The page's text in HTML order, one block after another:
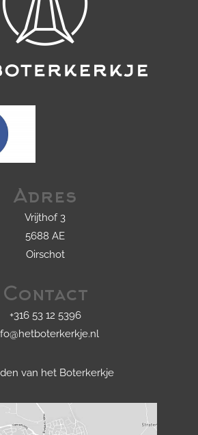
Adres
Vrijthof 3
5688 AE
Oirschot
Contact
+316 53 12 5396
van het Boterkerkje